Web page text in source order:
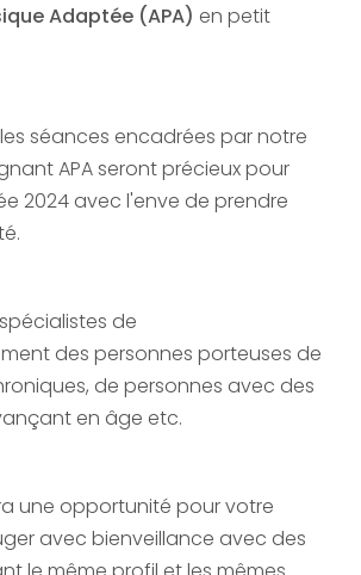
Adaptée (APA) en petit
séances encadrées par notre
APA seront précieux pour
2024 avec l'enve de prendre
de
des personnes porteuses de
de personnes avec des
en âge etc.
une opportunité pour votre
avec bienveillance avec des